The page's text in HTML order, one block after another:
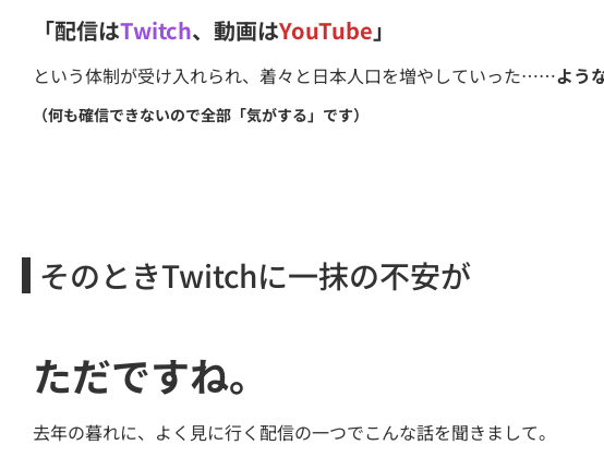
「配信はTwitch、動画はYouTube」
という体制が受け入れられ、着々と日本人口を増やしていった……よう
（何も確信できないので全部「気がする」です）
そのときTwitchに一抹の不安が
ただですね。
去年の暮れに、よく見に行く配信の一つでこんな話を聞きまして。